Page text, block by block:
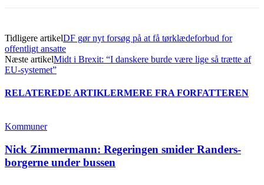
Tidligere artikelDF gør nyt forsøg på at få tørklædeforbud for
offentligt ansatte
Næste artikelMidt i Brexit: “I danskere burde være lige så trætte af
EU-systemet”
RELATEREDE ARTIKLERMERE FRA FORFATTEREN
Kommuner
Nick Zimmermann: Regeringen smider Randers-
borgerne under bussen